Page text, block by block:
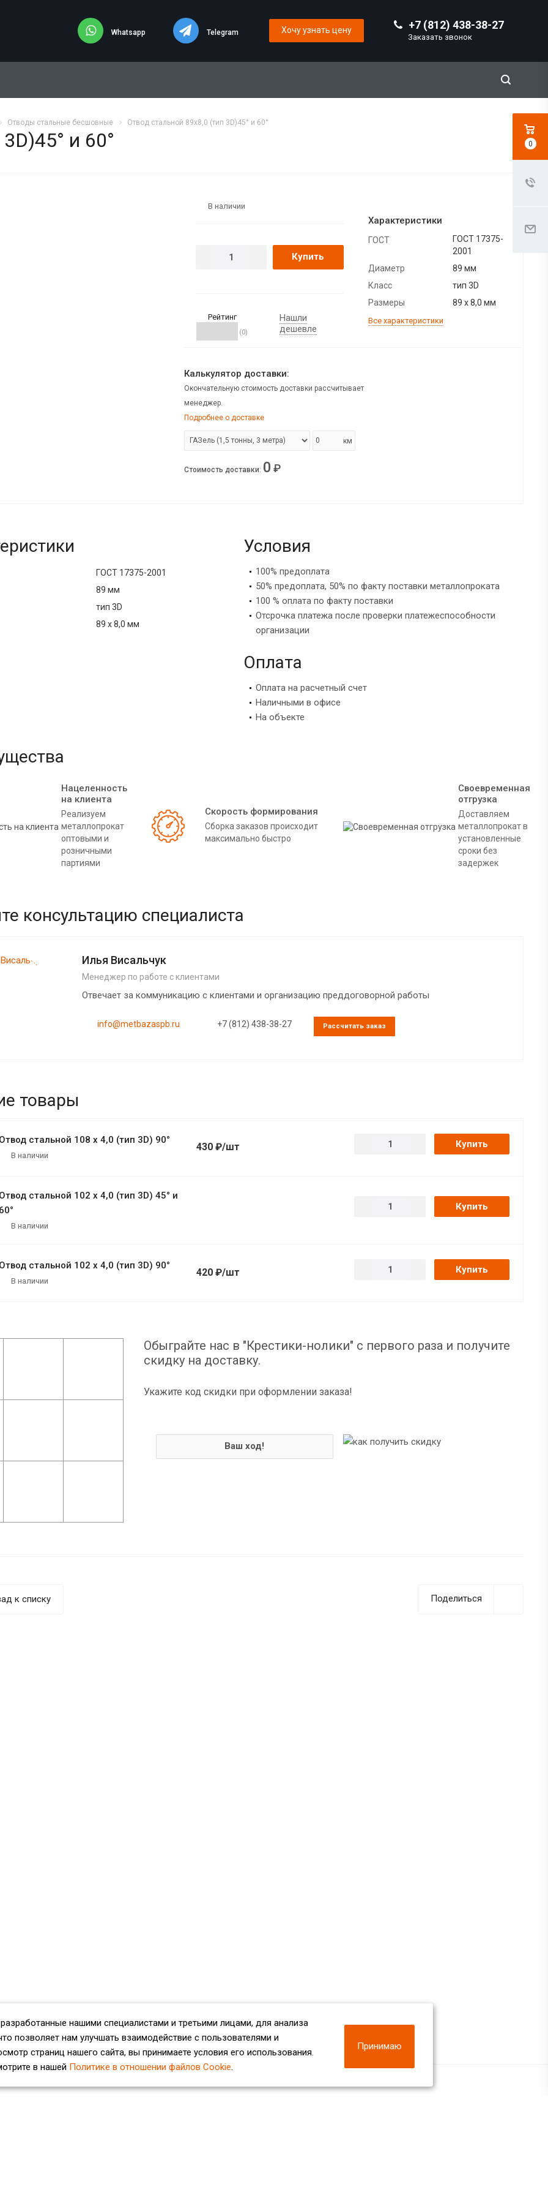
+7 (812) 438-38-27
Заказать звонок
Whatsapp Telegram Хочу узнать цену
Отводы стальные бесшовные Отвод стальной 89х8,0 (тип 3D)45° и 60°
и 60°
В наличии
Купить
Рейтинг
(0)
Нашли
дешевле
Характеристики
ГОСТ
ГОСТ 17375-
2001
Диаметр
89 мм
Класс
тип 3D
Размеры
89 х 8,0 мм
Все характеристики
Калькулятор доставки:
Окончательную стоимость доставки рассчитывает
менеджер.
Подробнее о доставке
км
Стоимость доставки: 0 ₽
ГОСТ 17375-2001
89 мм
тип 3D
89 х 8,0 мм
Условия
100% предоплата
50% предоплата, 50% по факту поставки металлопроката
100 % оплата по факту поставки
Отсрочка платежа после проверки платежеспособности
организации
Оплата
Оплата на расчетный счет
Наличными в офисе
На объекте
Нацеленность
на клиента
Реализуем
металлопрокат
оптовыми и
розничными
партиями
Скорость формирования
Сборка заказов происходит
максимально быстро
Своевременная
отгрузка
Доставляем
металлопрокат в
установленные
сроки без
задержек
консультацию специалиста
Илья Висальчук
Менеджер по работе с клиентами
Отвечает за коммуникацию с клиентами и организацию преддоговорной работы
info@metbazaspb.ru +7 (812) 438-38-27 Рассчитать заказ
товары
стальной 108 х 4,0 (тип 3D) 90°
В наличии
430 ₽/шт Купить
стальной 102 х 4,0 (тип 3D) 45° и
В наличии
Купить
стальной 102 х 4,0 (тип 3D) 90°
В наличии
420 ₽/шт Купить
Обыграйте нас в "Крестики-нолики" с первого раза и получите
скидку на доставку.
Укажите код скидки при оформлении заказа!
Ваш ход!
Поделиться
к списку
нашими специалистами и третьими лицами, для анализа
позволяет нам улучшать взаимодействие с пользователями и
страниц нашего сайта, вы принимаете условия его использования.
в нашей Политике в отношении файлов Cookie.
Принимаю
0